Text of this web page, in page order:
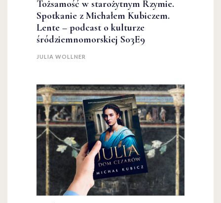
Tożsamość w starożytnym Rzymie.
Spotkanie z Michałem Kubiczem.
Lente – podcast o kulturze
śródziemnomorskiej S03E9
JULIA WOLLNER